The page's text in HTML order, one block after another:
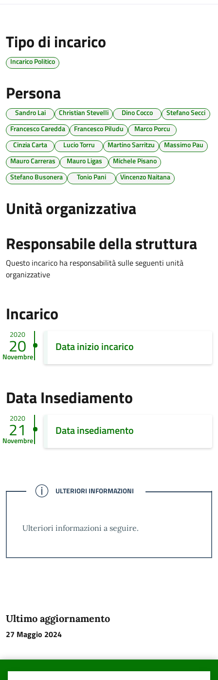
Tipo di incarico
Incarico Politico
Persona
Sandro Lai Christian Stevelli Dino Cocco
Stefano Secci
Francesco Caredda
Francesco Piludu
Marco Porcu
Cinzia Carta
Lucio Torru Martino Sarritzu
Massimo Pau
Mauro Carreras
Mauro Ligas
Michele Pisano
Stefano Busonera
Tonio Pani Vincenzo Naitana
Unità organizzativa
Responsabile della struttura
Questo incarico ha responsabilità sulle seguenti unità
organizzative
Incarico
2020
20
Novembre
Data inizio incarico
Data Insediamento
2020
21
Novembre
Data insediamento
CONFERMATO
ULTERIORI INFORMAZIONI
Ulteriori informazioni a seguire.
Ultimo aggiornamento
27 Maggio 2024